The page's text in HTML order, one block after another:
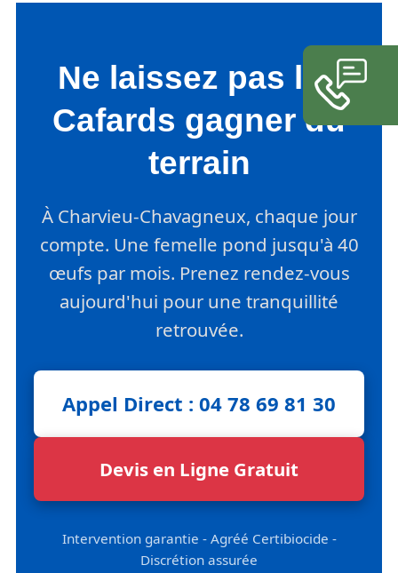
Ne laissez pas les
Cafards gagner du
terrain
À Charvieu-Chavagneux, chaque jour
compte. Une femelle pond jusqu'à 40
œufs par mois. Prenez rendez-vous
aujourd'hui pour une tranquillité
retrouvée.
Appel Direct : 04 78 69 81 30
Devis en Ligne Gratuit
Intervention garantie - Agréé Certibiocide -
Discrétion assurée